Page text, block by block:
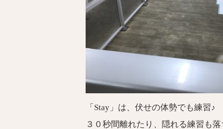
「Stay」は、伏せの体勢でも練習♪
３０秒間離れたり、隠れる練習も